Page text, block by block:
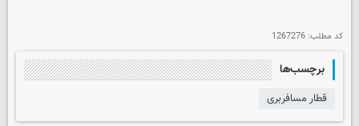
کد مطلب: 1267276
برچسب‌ها
قطار مسافربری